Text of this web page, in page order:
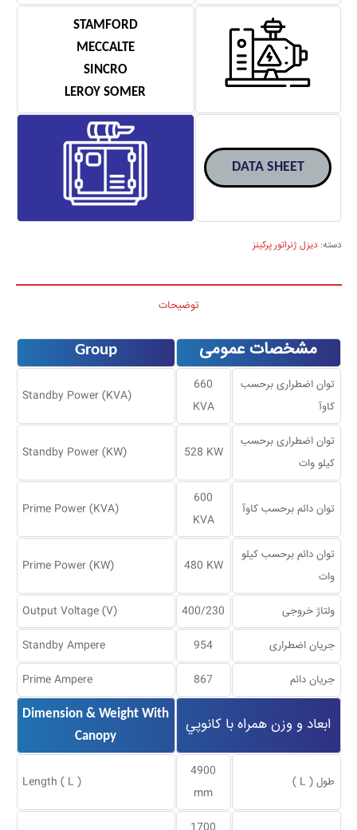
STAMFORD
MECCALTE
SINCRO
LEROY SOMER
DATA SHEET
دسته:دیزل ژنراتور پرکینز
توضیحات
مشخصات عمومی Group
توان اضطراری برحسب
کاوآ
660
KVA
Standby Power (KVA)
توان اضطراری برحسب
کیلو وات
528 KW
Standby Power (KW)
توان دا‌‌ئم برحسب کاوآ
600
KVA
Prime Power (KVA)
توان دا‌‌ئم برحسب کیلو
وات
480 KW
Prime Power (KW)
ولتاژ خروجی 400/230
Output Voltage (V)
جریان اضطراری 954
Standby Ampere
جریان دا‌‌ئم 867
Prime Ampere
ابعاد و وزن همراه با كانوپي
Dimension & Weight With
Canopy
طول ( L )
4900
mm
Length ( L )